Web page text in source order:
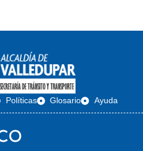
Políticas Glosario Ayuda